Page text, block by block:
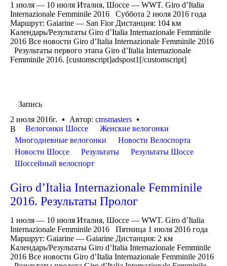
1 июля — 10 июля Италия, Шоссе — WWT. Giro d’Italia
Internazionale Femminile 2016 Суббота 2 июля 2016 года
Маршрут: Gaiarine — San Fior Дистанция: 104 км
Календарь/Результаты Giro d’Italia Internazionale Femminile
2016 Все новости Giro d’Italia Internazionale Femminile 2016
Результаты первого этапа Giro d’Italia Internazionale
Femminile 2016. [customscript]adspost1[/customscript]
Запись
2 июля 2016г.
Автор: cmsmasters
В
Велогонки Шоссе
Женские велогонки
Многодневные велогонки
Новости Велоспорта
Новости Шоссе
Результаты
Результаты Шоссе
Шоссейный велоспорт
Giro d’Italia Internazionale Femminile
2016. Результаты Пролог
1 июля — 10 июля Италия, Шоссе — WWT. Giro d’Italia
Internazionale Femminile 2016 Пятница 1 июля 2016 года
Маршрут: Gaiarine — Gaiarine Дистанция: 2 км
Календарь/Результаты Giro d’Italia Internazionale Femminile
2016 Все новости Giro d’Italia Internazionale Femminile 2016